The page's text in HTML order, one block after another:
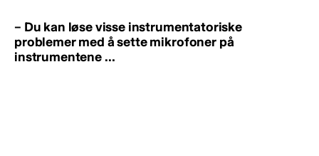
– Du kan løse visse instrumentatoriske
problemer med å sette mikrofoner på
instrumentene …